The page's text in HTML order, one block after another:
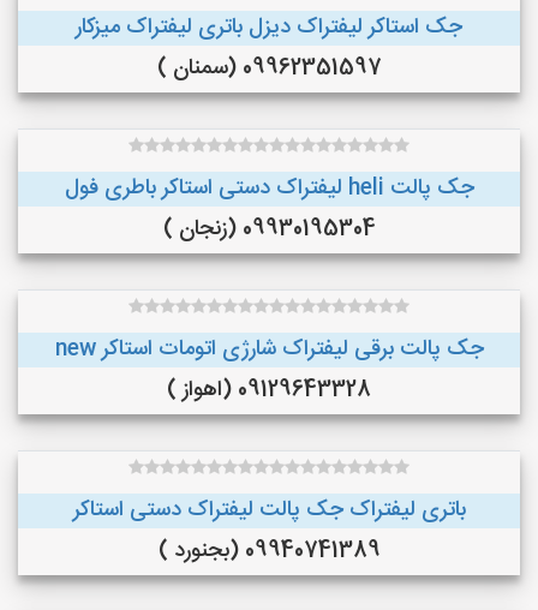
جک استاکر لیفتراک دیزل باتری لیفتراک میزکار
09962351597 (سمنان )
جک پالت heli لیفتراک دستی استاکر باطری فول
09930195304 (زنجان )
جک پالت برقی لیفتراک شارژی اتومات استاکر new
09129643328 (اهواز )
باتری لیفتراک جک پالت لیفتراک دستی استاکر
09940741389 (بجنورد )